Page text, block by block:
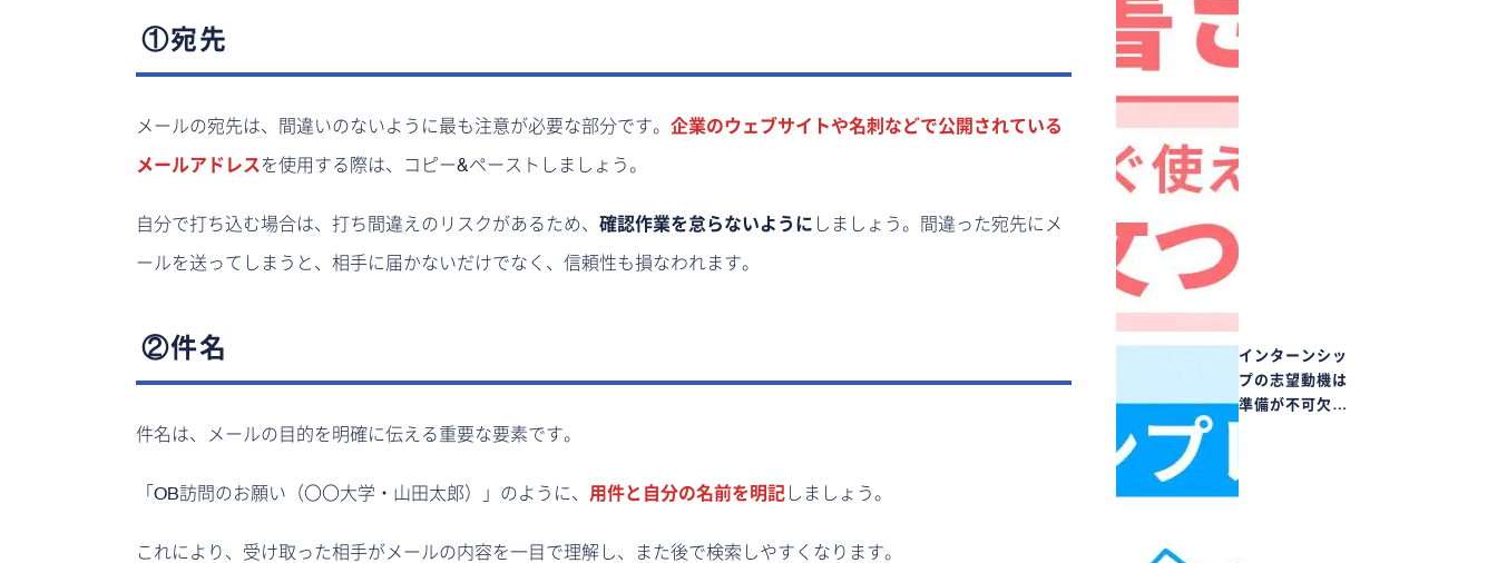
①宛先
メールの宛先は、間違いのないように最も注意が必要な部分です。 企業のウェブサイトや名刺などで公開されている
メールアドレスを使用する際は、コピー&ペーストしましょう。
自分で打ち込む場合は、打ち間違えのリスクがあるため、 確認作業を怠らないように しましょう。間違った宛先にメ
ールを送ってしまうと、相手に届かないだけでなく、信頼性も損なわれます。
②件名
件名は、メールの目的を明確に伝える重要な要素です。
「OB訪問のお願い（〇〇大学・山田太郎）」のように、 用件と自分の名前を明記 しましょう。
これにより、受け取った相手がメールの内容を一目で理解し、また後で検索しやすくなります。
インターンシッ
プの志望動機は
準備が不可欠…